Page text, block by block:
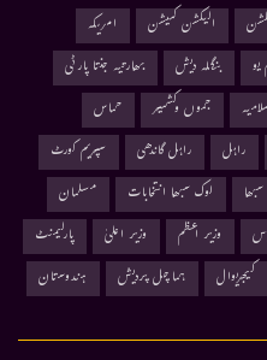
الیکشن کمیشن
امریکہ
بنگلہ دیش
بھارتیہ جنتا پارٹی
جموں وکشمیر
حماس
راہل راہل گاندھی
سپریم کورٹ
لوک سبھا انتخابات
مسلمان
وزیر اعظم وزیر اعلیٰ
پارلیمنٹ
کیجریوال ہماچل پردیش ہندوستان